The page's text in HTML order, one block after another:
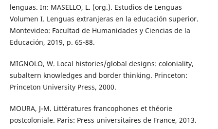
lenguas. In: MASELLO, L. (org.). Estudios de Lenguas
Volumen I. Lenguas extranjeras en la educación superior.
Montevideo: Facultad de Humanidades y Ciencias de la
Educación, 2019, p. 65-88.
MIGNOLO, W. Local histories/global designs: coloniality,
subaltern knowledges and border thinking. Princeton:
Princeton University Press, 2000.
MOURA, J-M. Littératures francophones et théorie
postcoloniale. Paris: Press universitaires de France, 2013.